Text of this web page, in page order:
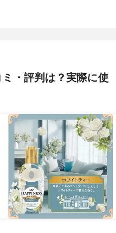
・評判は？実際に使